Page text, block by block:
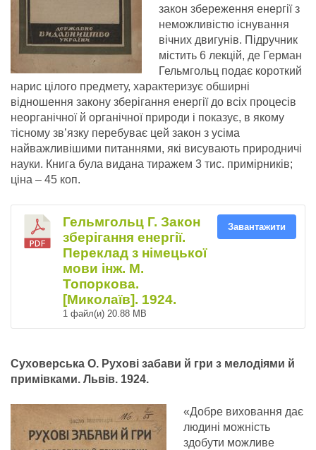
закон збереження енергії з
неможливістю існування
вічних двигунів. Підручник
містить 6 лекцій, де Герман
Гельмгольц подає короткий
нарис цілого предмету, характеризує обширні
відношення закону зберігання енергії до всіх процесів
неорганічної й органічної природи і показує, в якому
тісному зв’язку перебуває цей закон з усіма
найважливішими питаннями, які висувають природничі
науки. Книга була видана тиражем 3 тис. примірників;
ціна – 45 коп.
Гельмгольц Г. Закон
зберігання енергії.
Переклад з німецької
мови інж. М.
Топоркова.
[Миколаїв]. 1924.
1 файл(и) 20.88 MB
Завантажити
Суховерська О. Рухові забави й гри з мелодіями й
примівками. Львів. 1924.
«Добре виховання дає
людині можність
здобути можливе